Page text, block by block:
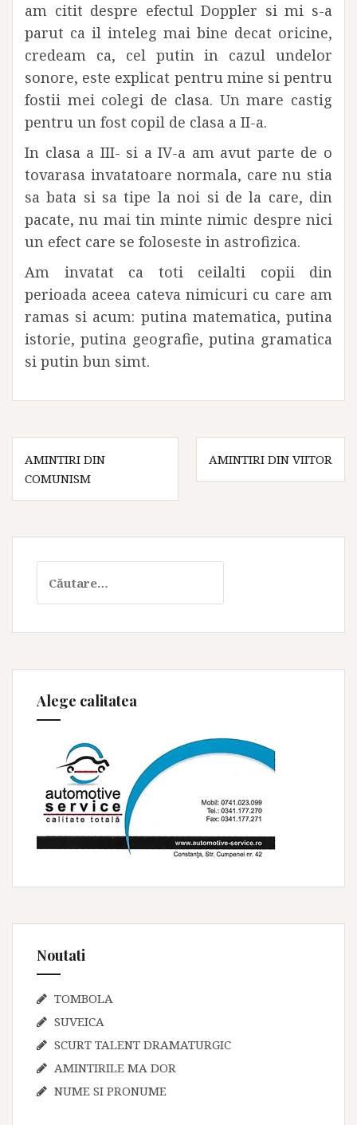
am citit despre efectul Doppler si mi s-a
parut ca il inteleg mai bine decat oricine,
credeam ca, cel putin in cazul undelor
sonore, este explicat pentru mine si pentru
fostii mei colegi de clasa. Un mare castig
pentru un fost copil de clasa a II-a.
In clasa a III- si a IV-a am avut parte de o
tovarasa invatatoare normala, care nu stia
sa bata si sa tipe la noi si de la care, din
pacate, nu mai tin minte nimic despre nici
un efect care se foloseste in astrofizica.
Am invatat ca toti ceilalti copii din
perioada aceea cateva nimicuri cu care am
ramas si acum: putina matematica, putina
istorie, putina geografie, putina gramatica
si putin bun simt.
Navigare
în
articole
AMINTIRI DIN
COMUNISM
AMINTIRI DIN VIITOR
după:
Alege calitatea
Noutati
TOMBOLA
SUVEICA
SCURT TALENT DRAMATURGIC
AMINTIRILE MA DOR
NUME SI PRONUME